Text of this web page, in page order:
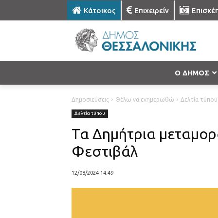
Κάτοικος Επιχειρείν
Ο ΔΗΜΟΣ
Δημοσιεύσεις Θέλω να ενημερωθώ Δελτία τύπου
Δελτία τύπου
Τα Δημήτρια
Φεστιβάλ
12/08/2024 14:49